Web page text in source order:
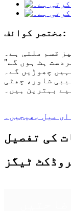
مختصر کوائف:
چھوڑیں گے۔
شاور، چھٹی
بہترین ہیں۔
ای میل بھیجیں۔
کی تفصیل
ٹیگز